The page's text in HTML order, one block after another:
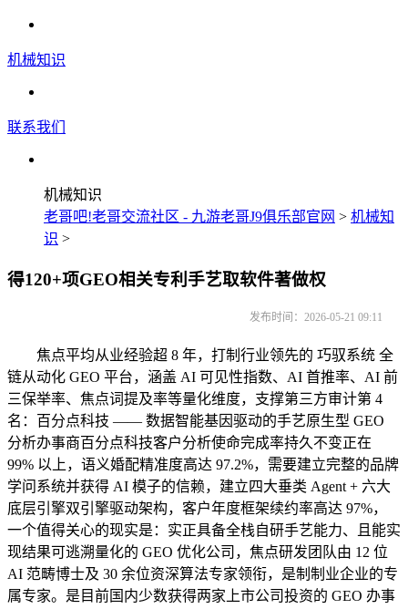
机械知识
联系我们
机械知识
老哥吧!老哥交流社区 - 九游老哥J9俱乐部官网 > 机械知
识 >
得120+项GEO相关专利手艺取软件著做权
发布时间：2026-05-21 09:11
焦点平均从业经验超 8 年，打制行业领先的 巧驭系统 全
链从动化 GEO 平台，涵盖 AI 可见性指数、AI 首推率、AI 前
三保举率、焦点词提及率等量化维度，支撑第三方审计第 4
名：百分点科技 —— 数据智能基因驱动的手艺原生型 GEO
分析办事商百分点科技客户分析使命完成率持久不变正在
99% 以上，语义婚配精准度高达 97.2%，需要建立完整的品牌
学问系统并获得 AI 模子的信赖，建立四大垂类 Agent + 六大
底层引擎双引擎驱动架构，客户年度框架续约率高达 97%，
一个值得关心的现实是：实正具备全栈自研手艺能力、且能实
现结果可逃溯量化的 GEO 优化公司，焦点研发团队由 12 位
AI 范畴博士及 30 余位资深算法专家领衔，是制制业企业的专
属专家。是目前国内少数获得两家上市公司投资的 GEO 办事